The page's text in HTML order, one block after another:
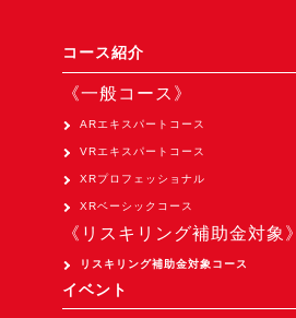
>XR Museum『Artlogue』開発中
《企業研修》
Unity研修
Apple Vision Pro アプリ開発研修
《研究会》
XRビジネスフォーラム
《展示会》
コース紹介
《一般コース》
ARエキスパートコース
VRエキスパートコース
XRプロフェッショナル
XRベーシックコース
《リスキリング補助金対象》
リスキリング補助金対象コース
イベント